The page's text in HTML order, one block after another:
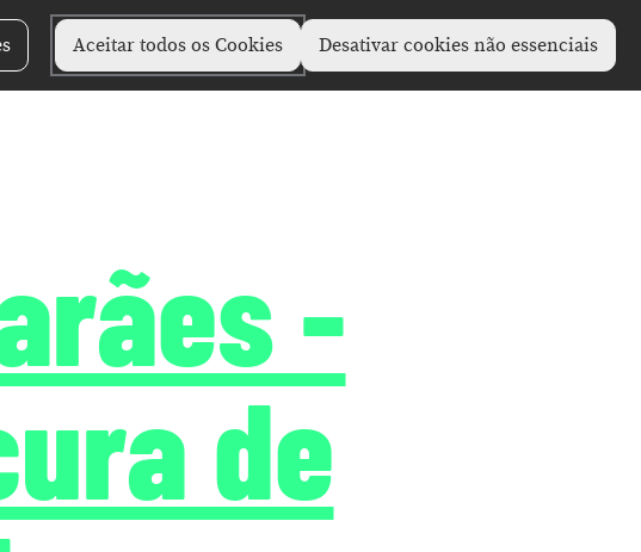
Aceitar todos os Cookies Desativar cookies não essenciais
-
de